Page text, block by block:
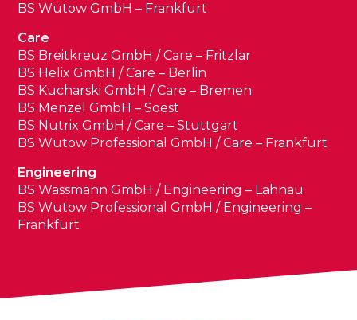
BS Wutow GmbH – Frankfurt
Care
BS Breitkreuz GmbH / Care – Fritzlar
BS Helix GmbH / Care – Berlin
BS Kucharski GmbH / Care – Bremen
BS Menzel GmbH – Soest
BS Nutrix GmbH / Care – Stuttgart
BS Wutow Professional GmbH / Care – Frankfurt
Engineering
BS Wassmann GmbH / Engineering – Lahnau
BS Wutow Professional GmbH / Engineering –
Frankfurt